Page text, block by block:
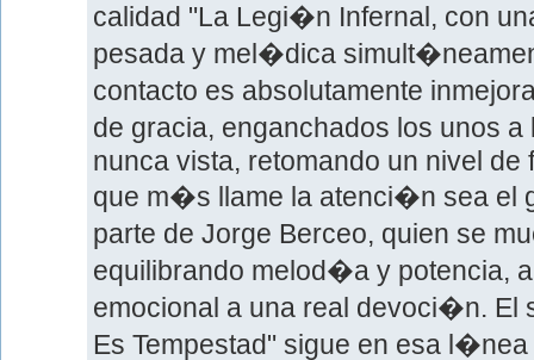
calidad "La Legi�n Infernal, con
pesada y mel�dica
contacto es absolutamente
de gracia, enganchados los unos
nunca vista, retomando un nivel de
que m�s llame la atenci�n sea el
parte de Jorge Berceo, quien se
equilibrando melod�a y potencia,
emocional a una real devoci�n. El
Es Tempestad" sigue en esa